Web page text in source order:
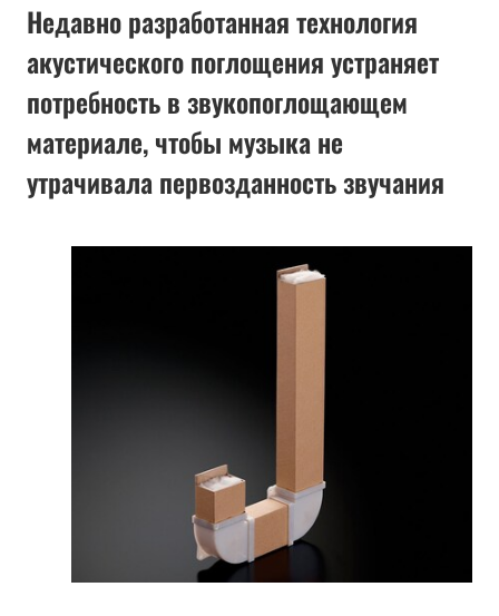
Недавно разработанная технология
акустического поглощения устраняет
потребность в звукопоглощающем
материале, чтобы музыка не
утрачивала первозданность звучания